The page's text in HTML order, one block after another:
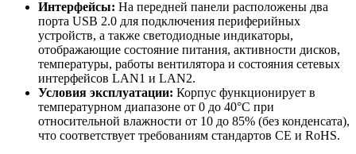
Интерфейсы: На передней панели расположены два
порта USB 2.0 для подключения периферийных
устройств, а также светодиодные индикаторы,
отображающие состояние питания, активности дисков,
температуры, работы вентилятора и состояния сетевых
интерфейсов LAN1 и LAN2.
Условия эксплуатации: Корпус функционирует в
температурном диапазоне от 0 до 40°C при
относительной влажности от 10 до 85% (без конденсата),
что соответствует требованиям стандартов CE и RoHS.